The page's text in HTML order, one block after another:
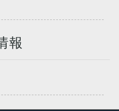
報